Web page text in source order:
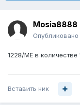
Mosia8888
Опубликовано
1228/ME в
Вставить ник